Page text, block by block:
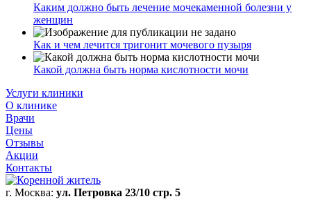
Каким должно быть лечение мочекаменной болезни у
женщин
Как и чем лечится тригонит мочевого пузыря
Какой должна быть норма кислотности мочи
Услуги клиники
О клинике
Врачи
Цены
Отзывы
Акции
Контакты
г. Москва: ул. Петровка 23/10 стр. 5